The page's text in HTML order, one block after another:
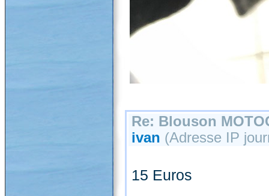
Re: Blouson
ivan (Adresse IP
15 Euros